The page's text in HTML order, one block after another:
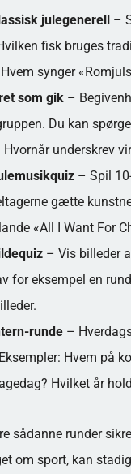
julegenerell –
fisk bruges
synger
som gik –
Du kan
Hvornår underskrev
– Spil
gætte
«All I Want For
– Vis billeder
for eksempel en
runde –
Hvem på
Hvilket år
sådanne runder
om sport, kan